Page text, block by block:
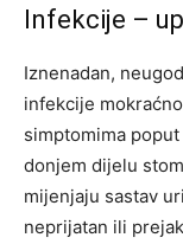
Infekcije –
Iznenadan,
infekcije
simptomima
donjem dijelu
mijenjaju sastav
neprijatan ili